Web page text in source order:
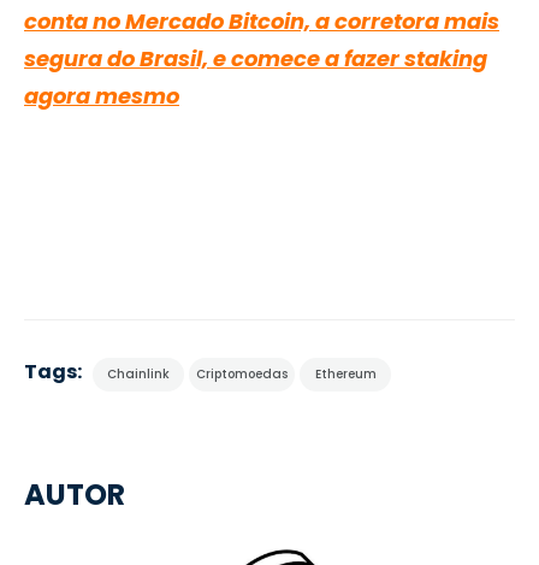
AUTOR
conta no Mercado Bitcoin, a corretora mais
segura do Brasil, e comece a fazer staking
agora mesmo
Tags: Chainlink Criptomoedas Ethereum